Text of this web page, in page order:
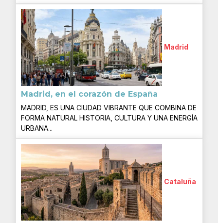
Madrid
Madrid, en el corazón de España
MADRID, ES UNA CIUDAD VIBRANTE QUE COMBINA DE
FORMA NATURAL HISTORIA, CULTURA Y UNA ENERGÍA
URBANA...
Cataluña